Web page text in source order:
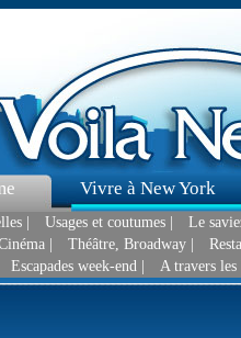
| Usages et coutumes | Le
| Théâtre, Broadway |
Escapades week-end | A travers les
Vivre à New York